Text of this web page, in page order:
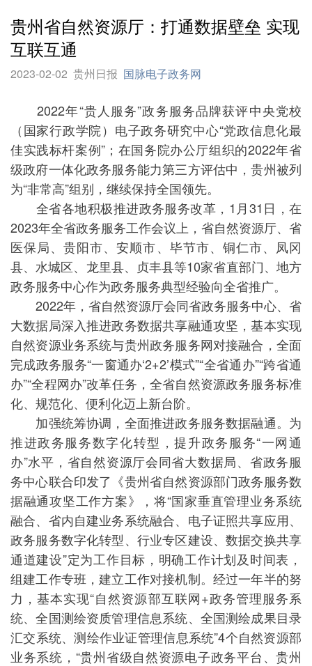
贵州省自然资源厅：打通数据壁垒 实现
互联互通
2023-02-02 贵州日报 国脉电子政务网
2022年“贵人服务”政务服务品牌获评中央党校
（国家行政学院）电子政务研究中心“党政信息化最
佳实践标杆案例”；在国务院办公厅组织的2022年省
级政府一体化政务服务能力第三方评估中，贵州被列
为“非常高”组别，继续保持全国领先。
全省各地积极推进政务服务改革，1月31日，在
2023年全省政务服务工作会议上，省自然资源厅、省
医保局、贵阳市、安顺市、毕节市、铜仁市、凤冈
县、水城区、龙里县、贞丰县等10家省直部门、地方
政务服务中心作为政务服务典型经验向全省推广。
2022年，省自然资源厅会同省政务服务中心、省
大数据局深入推进政务数据共享融通攻坚，基本实现
自然资源业务系统与贵州政务服务网对接融合，全面
完成政务服务“一窗通办‘2+2’模式”“全省通办”“跨省通
办”“全程网办”改革任务，全省自然资源政务服务标准
化、规范化、便利化迈上新台阶。
加强统筹协调，全面推进政务服务数据融通。为
推进政务服务数字化转型，提升政务服务“一网通
办”水平，省自然资源厅会同省大数据局、省政务服
务中心联合印发了《贵州省自然资源部门政务服务数
据融通攻坚工作方案》，将“国家垂直管理业务系统
融合、省内自建业务系统融合、电子证照共享应用、
政务服务数字化转型、行业专区建设、数据交换共享
通道建设”定为工作目标，明确工作计划及时间表，
组建工作专班，建立工作对接机制。经过一年半的努
力，基本实现“自然资源部互联网+政务管理服务系
统、全国测绘资质管理信息系统、全国测绘成果目录
汇交系统、测绘作业证管理信息系统”4个自然资源部
业务系统，“贵州省级自然资源电子政务平台、贵州